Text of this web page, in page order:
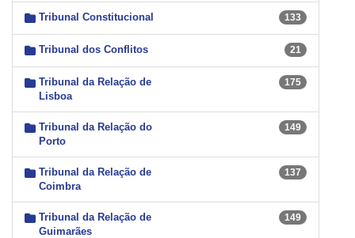
Tribunal Constitucional 133
Tribunal dos Conflitos 21
Tribunal da Relação de
Lisboa
175
Tribunal da Relação do
Porto
149
Tribunal da Relação de
Coimbra
137
Tribunal da Relação de
Guimarães
149